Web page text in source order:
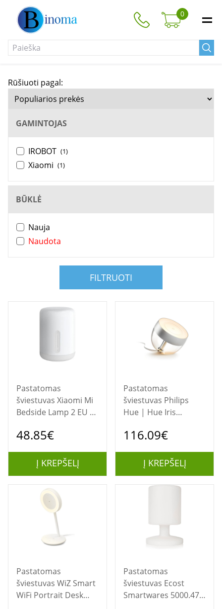
0
Rūšiuoti pagal:
GAMINTOJAS
IROBOT (1)
Xiaomi (1)
BŪKLĖ
Nauja
Naudota
FILTRUOTI
Pastatomas
šviestuvas Xiaomi Mi
Bedside Lamp 2 EU |
| LED lamp | 220 -
48.85€
Į KREPŠELĮ
Pastatomas
šviestuvas Philips
Hue | Hue Iris
Special Edition |
116.09€
Į KREPŠELĮ
Pastatomas
šviestuvas WiZ Smart
WiFi Portrait Desk
Pastatomas
šviestuvas Ecost
Smartwares 5000.472